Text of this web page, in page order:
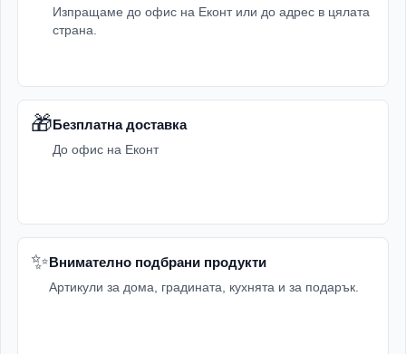
Изпращаме до офис на Еконт или до адрес в цялата
страна.
🎁Безплатна доставка
До офис на Еконт
✨Внимателно подбрани продукти
Артикули за дома, градината, кухнята и за подарък.